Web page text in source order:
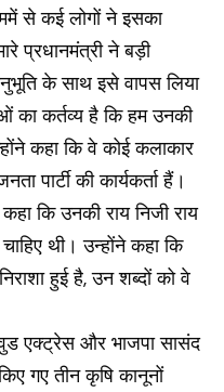
से कई लोगों ने इसका
प्रधानमंत्री ने बड़ी
के साथ इसे वापस लिया
का कर्तव्य है कि हम उनकी
कहा कि वे कोई कलाकार
पार्टी की कार्यकर्ता हैं।
कि उनकी राय निजी राय
चाहिए थी। उन्होंने कहा कि
हुई है, उन शब्दों को वे
एक्ट्रेस और भाजपा सासंद
गए तीन कृषि कानूनों